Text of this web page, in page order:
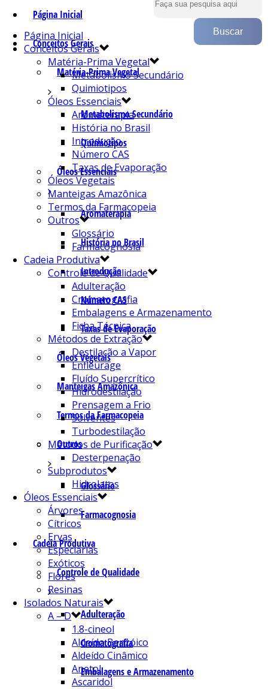
Página Inicial
Conceitos Gerais
Matéria-Prima Vegetal
Metabolismo Secundário
Quimiotipos
Óleos Essenciais
Aromaterapia
História no Brasil
Introdução
Número CAS
Taxas de Evaporação
Óleos Vegetais
Manteigas Amazônica
Termos da Farmacopeia
Outros
Glossário
Farmacognosia
Cadeia Produtiva
Controle de Qualidade
Adulteração
Cromatografia
Embalagens e Armazenamento
Página Inicial
Conceitos Gerais
Matéria-Prima Vegetal
Metabolismo Secundário
Quimiotipos
Óleos Essenciais
Aromaterapia
História no Brasil
Introdução
Número CAS
Taxas de Evaporação
Óleos Vegetais
Manteigas Amazônica
Termos da Farmacopeia
Outros
Glossário
Farmacognosia
Cadeia Produtiva
Controle de Qualidade
Adulteração
Cromatografia
Embalagens e Armazenamento
Ficha Técnica
Métodos de Extração
Destilação a Vapor
Enfleurage
Fluído Supercrítico
Hidrodestilação
Prensagem a Frio
Solventes
Turbodestilação
Métodos de Purificação
Desterpenação
Subprodutos
Hidrolatos
Óleos Essenciais
Árvores
Cítricos
Ervas
Especiarias
Exóticos
Flores
Resinas
Isolados Naturais
A – D
1.8-cineol
Aldeído Benzóico
Aldeído Cinâmico
Anetol
Ascaridol